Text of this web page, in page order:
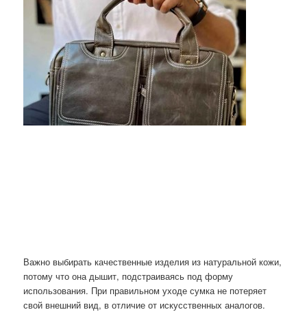
Важно выбирать качественные изделия из натуральной кожи,
потому что она дышит, подстраиваясь под форму
использования. При правильном уходе сумка не потеряет
свой внешний вид, в отличие от искусственных аналогов.